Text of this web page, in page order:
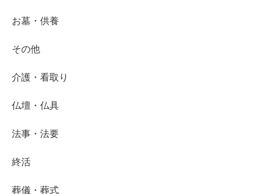
お墓・供養
その他
介護・看取り
仏壇・仏具
法事・法要
終活
葬儀・葬式